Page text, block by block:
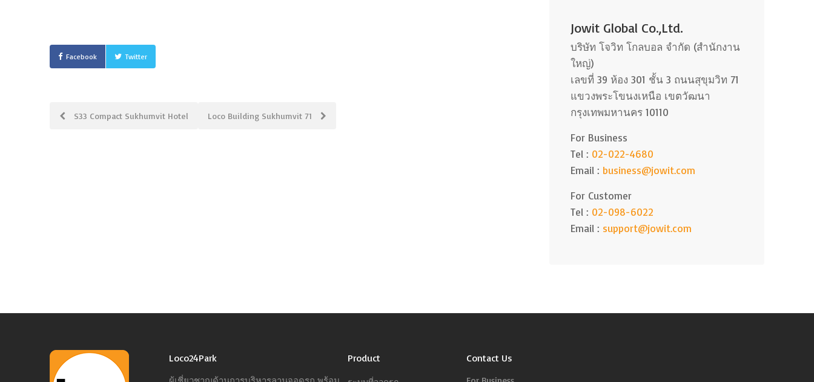
Facebook Twitter
PostS33 Compact Sukhumvit Hotel Loco Building Sukhumvit 71
Jowit Global Co.,Ltd.
บริษัท โจวิท โกลบอล จำกัด (สำนักงาน
ใหญ่)
เลขที่ 39 ห้อง 301 ชั้น 3 ถนนสุขุมวิท 71
แขวงพระโขนงเหนือ เขตวัฒนา
กรุงเทพมหานคร 10110
For Business
Tel : 02-022-4680
Email : business@jowit.com
For Customer
Tel : 02-098-6022
Email : support@jowit.com
Loco24Park Product Contact Us